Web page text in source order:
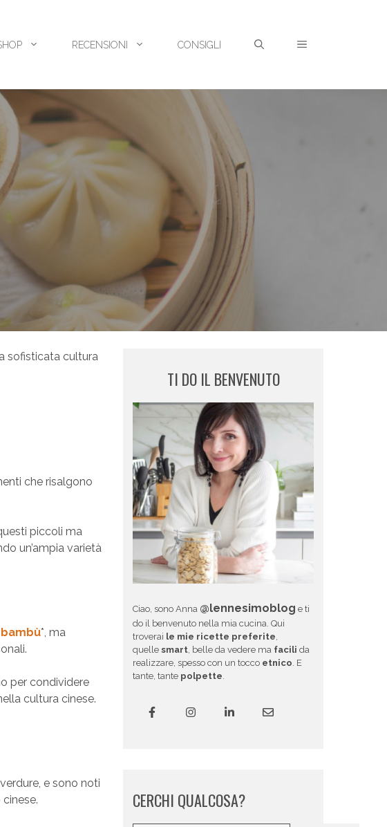
RECENSIONI CONSIGLI
sofisticata cultura
che risalgono
piccoli ma
un’ampia varietà
*, ma
per condividere
cultura cinese.
e sono noti
TI DO IL BENVENUTO
Ciao, sono Anna @lennesimoblog e ti
do il benvenuto nella mia cucina. Qui
troverai le mie ricette preferite,
quelle smart, belle da vedere ma facili da
realizzare, spesso con un tocco etnico. E
tante, tante polpette.
CERCHI QUALCOSA?